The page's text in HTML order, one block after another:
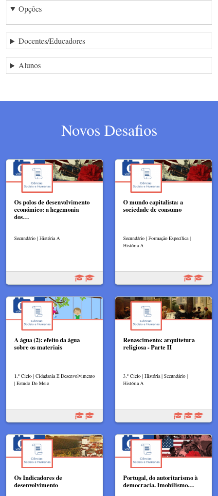
Opções
Docentes/Educadores
Alunos
Novos Desafios
Os polos de desenvolvimento
económico: a hegemonia
dos…
Secundário | História A
O mundo capitalista: a
sociedade de consumo
Secundário | Formação Específica |
História A
A água (2): efeito da água
sobre os materiais
1.º Ciclo | Cidadania E Desenvolvimento
| Estudo Do Meio
Renascimento: arquitetura
religiosa - Parte II
3.º Ciclo | História | Secundário |
História A
Os Indicadores de
desenvolvimento
Portugal, do autoritarismo à
democracia. Imobilismo…